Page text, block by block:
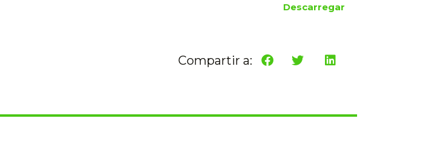
Descarregar
Compartir a: